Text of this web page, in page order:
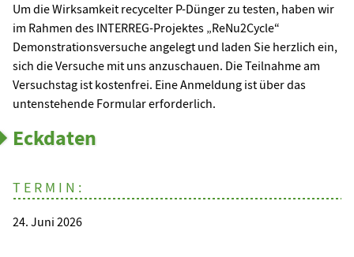
Um die Wirksamkeit recycelter P-Dünger zu testen, haben wir
im Rahmen des INTERREG-Projektes „ReNu2Cycle“
Demonstrationsversuche angelegt und laden Sie herzlich ein,
sich die Versuche mit uns anzuschauen. Die Teilnahme am
Versuchstag ist kostenfrei. Eine Anmeldung ist über das
untenstehende Formular erforderlich.
Eckdaten
TERMIN:
24. Juni 2026